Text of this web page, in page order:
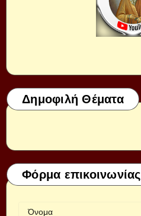
Δημοφιλή Θέματα
Φόρμα επικοινωνίας